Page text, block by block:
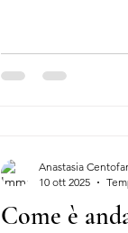
Come è
Anastasia
10 ott 2025